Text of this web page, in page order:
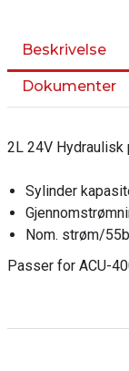
Beskrivelse
Dokumenter
2L 24V Hydraulisk
Sylinder
Nom. strøm/
Passer for ACU-